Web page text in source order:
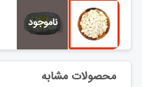
محصولات مشابه